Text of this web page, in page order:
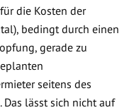
die Kosten der
bedingt durch einen
gerade zu
seitens des
lässt sich nicht auf